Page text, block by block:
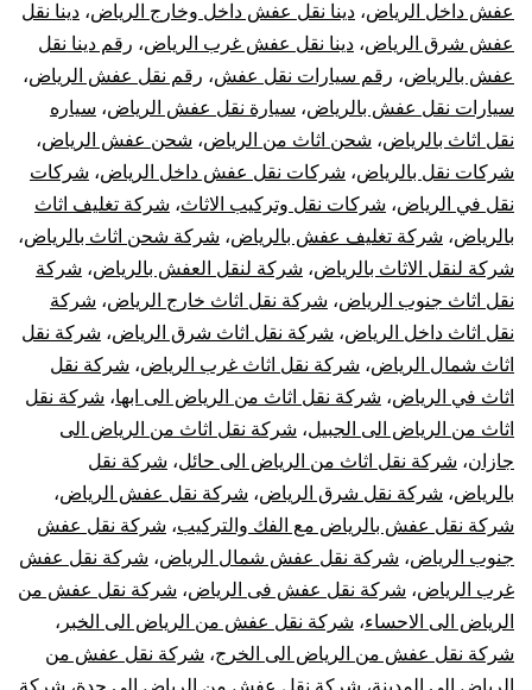
عفش داخل الرياض، دينا نقل عفش داخل وخارج الرياض، دينا نقل
عفش شرق الرياض، دينا نقل عفش غرب الرياض، رقم دينا نقل
عفش بالرياض، رقم سيارات نقل عفش، رقم نقل عفش الرياض،
سيارات نقل عفش بالرياض، سيارة نقل عفش الرياض، سياره
نقل اثاث بالرياض، شحن اثاث من الرياض، شحن عفش الرياض،
شركات نقل بالرياض، شركات نقل عفش داخل الرياض، شركات
نقل في الرياض، شركات نقل وتركيب الاثاث، شركة تغليف اثاث
بالرياض، شركة تغليف عفش بالرياض، شركة شحن اثاث بالرياض،
شركة لنقل الاثاث بالرياض، شركة لنقل العفش بالرياض، شركة
نقل اثاث جنوب الرياض، شركة نقل اثاث خارج الرياض، شركة
نقل اثاث داخل الرياض، شركة نقل اثاث شرق الرياض، شركة نقل
اثاث شمال الرياض، شركة نقل اثاث غرب الرياض، شركة نقل
اثاث في الرياض، شركة نقل اثاث من الرياض الى ابها، شركة نقل
اثاث من الرياض الى الجبيل، شركة نقل اثاث من الرياض الى
جازان، شركة نقل اثاث من الرياض الى حائل، شركة نقل
بالرياض، شركة نقل شرق الرياض، شركة نقل عفش الرياض،
شركة نقل عفش بالرياض مع الفك والتركيب، شركة نقل عفش
جنوب الرياض، شركة نقل عفش شمال الرياض، شركة نقل عفش
غرب الرياض، شركة نقل عفش فى الرياض، شركة نقل عفش من
الرياض الى الاحساء، شركة نقل عفش من الرياض الى الخبر ،
شركة نقل عفش من الرياض الى الخرج، شركة نقل عفش من